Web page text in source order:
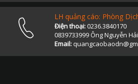
LH quảng cáo: Phòng
Điện thoại:0236.3840170
0839733999 Ông Nguyễn Hải
Email: